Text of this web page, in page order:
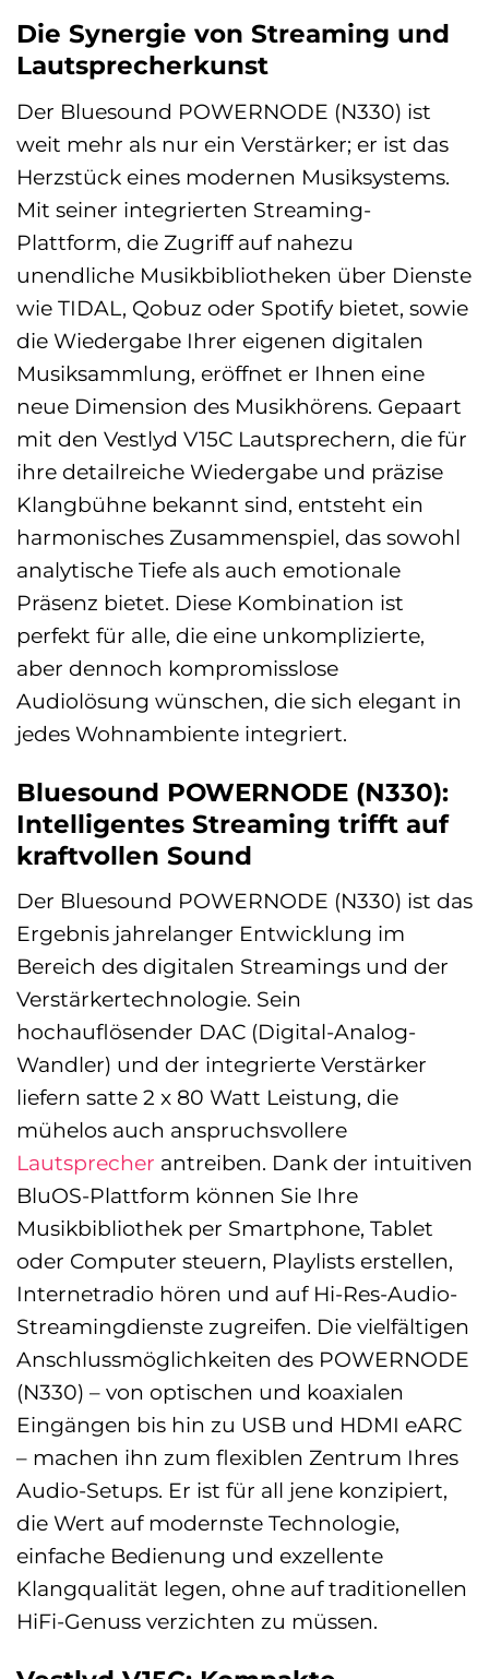
Die Synergie von Streaming und
Lautsprecherkunst
Der Bluesound POWERNODE (N330) ist
weit mehr als nur ein Verstärker; er ist das
Herzstück eines modernen Musiksystems.
Mit seiner integrierten Streaming-
Plattform, die Zugriff auf nahezu
unendliche Musikbibliotheken über Dienste
wie TIDAL, Qobuz oder Spotify bietet, sowie
die Wiedergabe Ihrer eigenen digitalen
Musiksammlung, eröffnet er Ihnen eine
neue Dimension des Musikhörens. Gepaart
mit den Vestlyd V15C Lautsprechern, die für
ihre detailreiche Wiedergabe und präzise
Klangbühne bekannt sind, entsteht ein
harmonisches Zusammenspiel, das sowohl
analytische Tiefe als auch emotionale
Präsenz bietet. Diese Kombination ist
perfekt für alle, die eine unkomplizierte,
aber dennoch kompromisslose
Audiolösung wünschen, die sich elegant in
jedes Wohnambiente integriert.
Bluesound POWERNODE (N330):
Intelligentes Streaming trifft auf
kraftvollen Sound
Der Bluesound POWERNODE (N330) ist das
Ergebnis jahrelanger Entwicklung im
Bereich des digitalen Streamings und der
Verstärkertechnologie. Sein
hochauflösender DAC (Digital-Analog-
Wandler) und der integrierte Verstärker
liefern satte 2 x 80 Watt Leistung, die
mühelos auch anspruchsvollere
Lautsprecher antreiben. Dank der intuitiven
BluOS-Plattform können Sie Ihre
Musikbibliothek per Smartphone, Tablet
oder Computer steuern, Playlists erstellen,
Internetradio hören und auf Hi-Res-Audio-
Streamingdienste zugreifen. Die vielfältigen
Anschlussmöglichkeiten des POWERNODE
(N330) – von optischen und koaxialen
Eingängen bis hin zu USB und HDMI eARC
– machen ihn zum flexiblen Zentrum Ihres
Audio-Setups. Er ist für all jene konzipiert,
die Wert auf modernste Technologie,
einfache Bedienung und exzellente
Klangqualität legen, ohne auf traditionellen
HiFi-Genuss verzichten zu müssen.